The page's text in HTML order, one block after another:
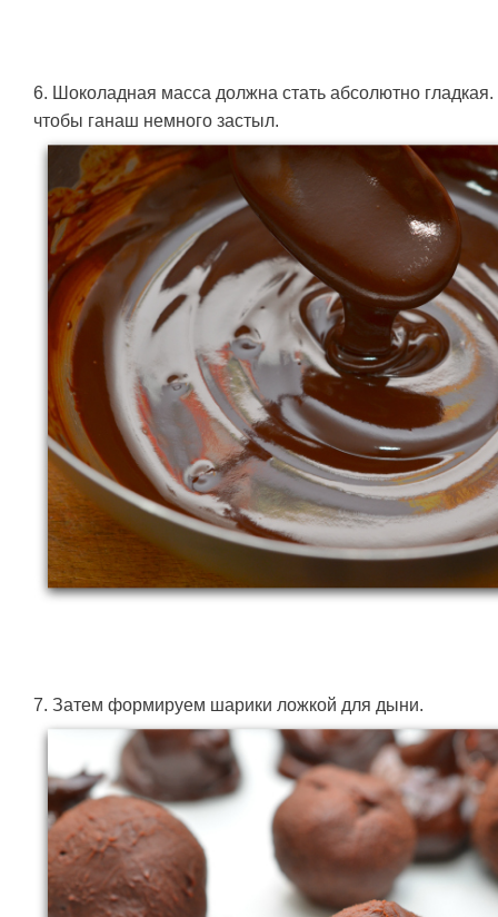
6. Шоколадная масса должна стать абсолютно
чтобы ганаш немного застыл.
7. Затем формируем шарики ложкой для дыни.